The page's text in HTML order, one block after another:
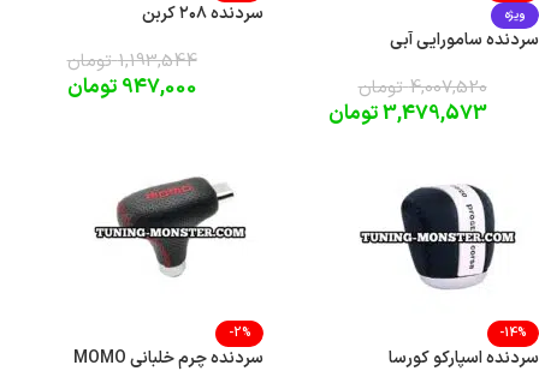
ویژه
سردنده سامورایی آبی
4,007,520 تومان
3,479,573تومان
سردنده ۲۰۸ کربن
1,193,544 تومان
947,000تومان
-14%
سردنده اسپارکو کورسا
-2%
سردنده چرم خلبانی MOMO